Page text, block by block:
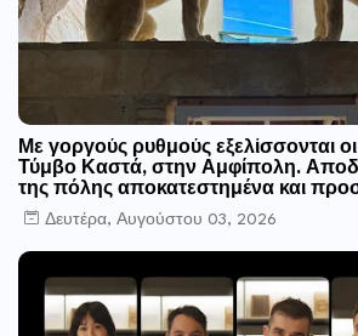
Με γοργούς ρυθμούς εξελίσσονται
Τύμβο Καστά, στην Αμφίπολη.
της πόλης αποκατεστημένα και
Δευτέρα, Αυγούστου 03, 2026